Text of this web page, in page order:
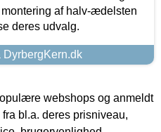
af halv-ædelsten
deres udvalg.
DyrbergKern.dk
webshops og anmeldt
bl.a. deres prisniveau,